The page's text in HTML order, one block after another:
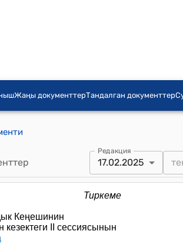
Жаңы документтерТандалган документтер
Редакция
17.02.2025